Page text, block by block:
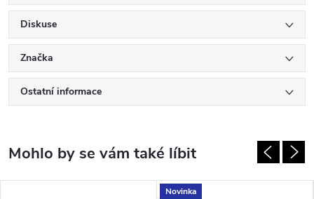
Diskuse
Značka
Ostatní informace
Novinka